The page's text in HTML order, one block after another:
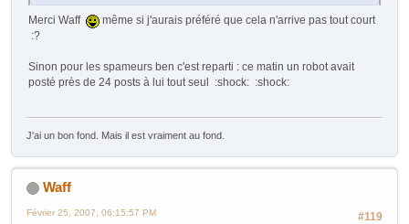
Merci Waff
même si j'aurais préféré que cela n'arrive pas tout court
:?
Sinon pour les spameurs ben c'est reparti : ce matin un robot avait
posté près de 24 posts à lui tout seul :shock: :shock:
J'ai un bon fond. Mais il est vraiment au fond.
Waff
#119
Février 25, 2007, 06:15:57 PM